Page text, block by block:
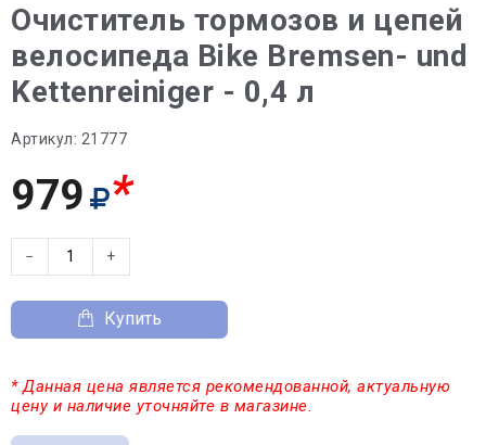
Очиститель тормозов и цепей
велосипеда Bike Bremsen- und
Kettenreiniger - 0,4 л
Артикул: 21777
979 *
− +
Купить
* Данная цена является рекомендованной, актуальную
цену и наличие уточняйте в магазине.